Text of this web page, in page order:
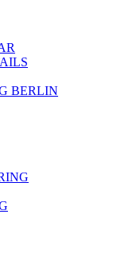
BERLIN